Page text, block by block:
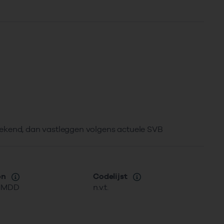
dan vastleggen volgens actuele SVB
Codelijst
n.v.t.